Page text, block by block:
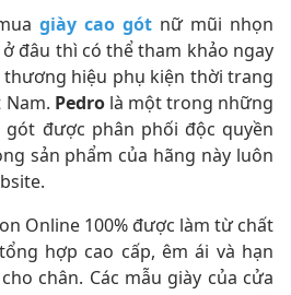
giày cao gót nữ mũi nhọn
đâu thì có thể tham khảo ngay
thương hiệu phụ kiện thời trang
Nam. Pedrolà một trong những
được phân phối độc quyền
sản phẩm của hãng này luôn
Online 100% được làm từ chất
hợp cao cấp, êm ái và hạn
chân. Các mẫu giày của cửa